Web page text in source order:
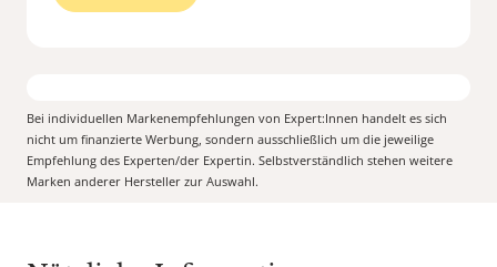
Bei individuellen Markenempfehlungen von Expert:Innen handelt es sich
nicht um finanzierte Werbung, sondern ausschließlich um die jeweilige
Empfehlung des Experten/der Expertin. Selbstverständlich stehen weitere
Marken anderer Hersteller zur Auswahl.